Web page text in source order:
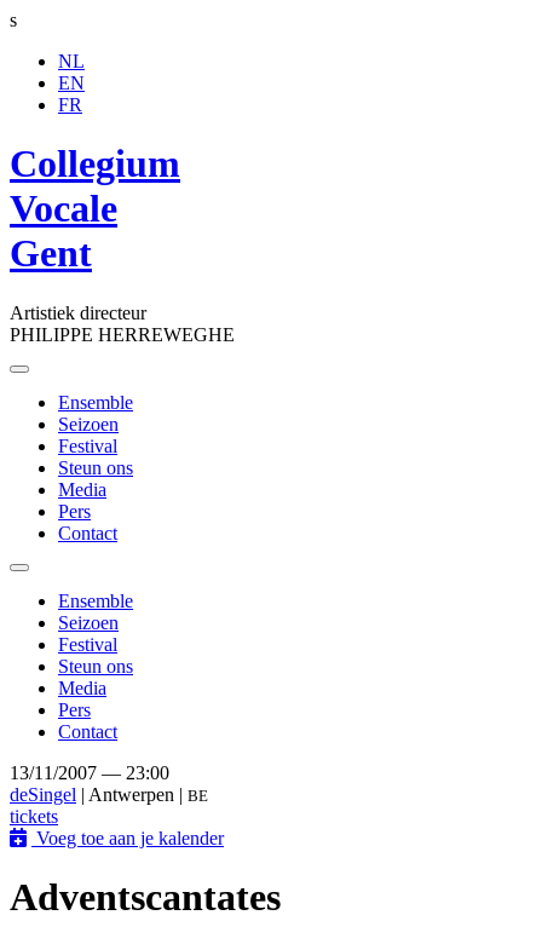
s
NL
EN
FR
Collegium
Vocale
Gent
Artistiek directeur
PHILIPPE HERREWEGHE
Toggle
navigationEnsemble
Seizoen
Festival
Steun ons
Media
Pers
Contact
Toggle
navigationEnsemble
Seizoen
Festival
Steun ons
Media
Pers
Contact
13/11/2007 — 23:00
deSingel | Antwerpen | BE
tickets
Voeg toe aan je kalender
Adventscantates